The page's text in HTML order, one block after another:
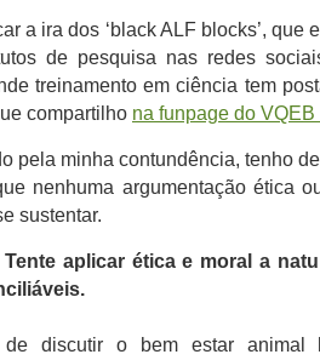
a ira dos ‘black ALF blocks’, que
de pesquisa nas redes
treinamento em ciência tem
compartilho na funpage do
pela minha contundência, tenho
nenhuma argumentação ética
sustentar.
Tente aplicar ética e moral a
discutir o bem estar animal